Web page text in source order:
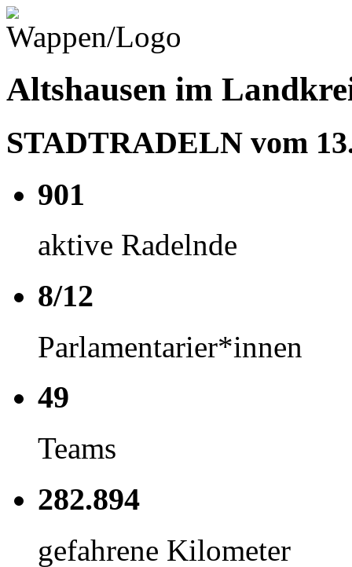
Altshausen im
STADTRADELN vom
901
aktive Radelnde
8/12
Parlamentarier*innen
49
Teams
282.894
gefahrene Kilometer